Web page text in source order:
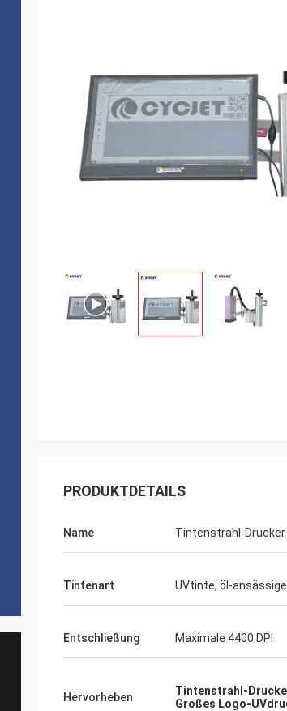
PRODUKTDETAILS
Name Tintenstrahl-Drucker
Tintenart UVtinte, öl-
Entschließung Maximale 4400 DPI
Hervorheben Tintenstrahl-
Großes Logo-